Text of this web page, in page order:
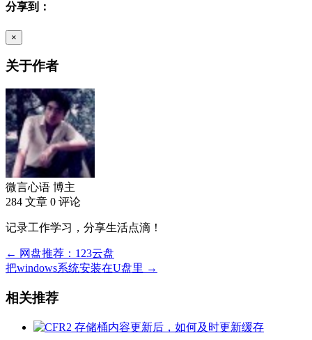
分享到：
×
关于作者
微言心语 博主
284 文章 0 评论
记录工作学习，分享生活点滴！
← 网盘推荐：123云盘
把windows系统安装在U盘里 →
相关推荐